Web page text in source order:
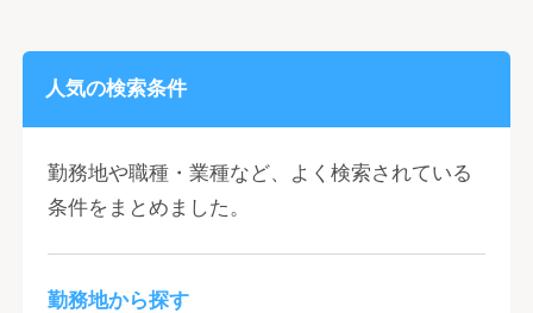
人気の検索条件
勤務地や職種・業種など、よく検索されている
条件をまとめました。
勤務地から探す